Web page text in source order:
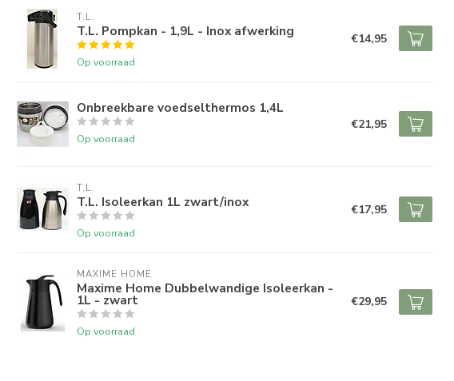
T.L.
T.L. Pompkan - 1,9L - Inox afwerking
Op voorraad
€14,95
Onbreekbare voedselthermos 1,4L
Op voorraad
€21,95
T.L.
T.L. Isoleerkan 1L zwart/inox
Op voorraad
€17,95
MAXIME HOME
Maxime Home Dubbelwandige Isoleerkan -
1L - zwart
Op voorraad
€29,95